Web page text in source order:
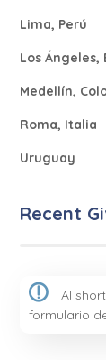
Lima, Perú
Los Ángeles,
Medellín,
Roma, Italia
Uruguay
Recent
Al
formulario